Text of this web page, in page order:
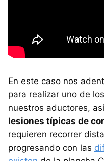
En este caso nos
para realizar uno de
nuestros aductores,
lesiones típicas de
requieren recorrer
progresando con las